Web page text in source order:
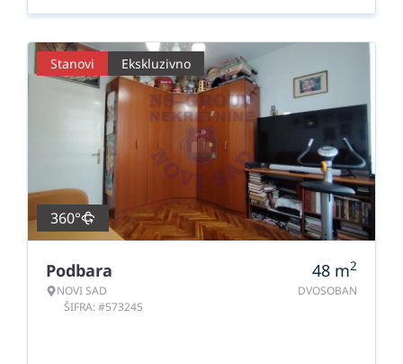
Stanovi Ekskluzivno
360°
Podbara
NOVI SAD
ŠIFRA: #573245
48 m2
DVOSOBAN